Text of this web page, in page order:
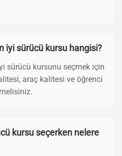
iyi sürücü kursu hangisi?
sürücü kursunu seçmek için
araç kalitesi ve öğrenci
kursu seçerken nelere